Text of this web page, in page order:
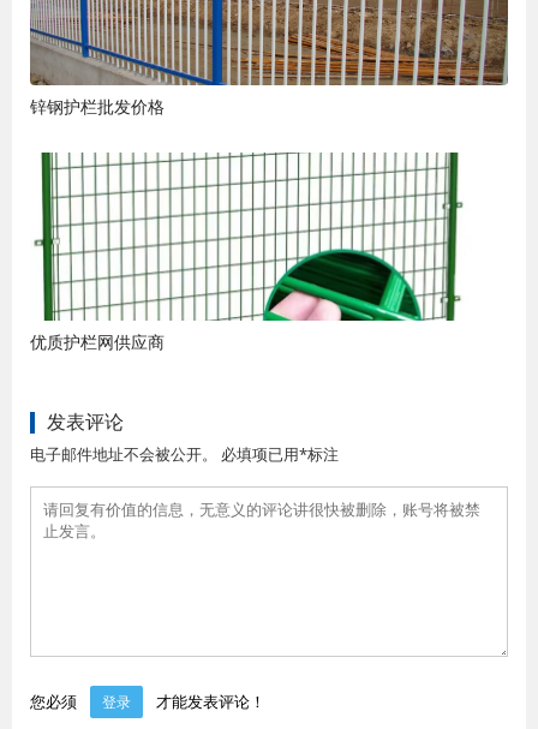
锌钢护栏批发价格
优质护栏网供应商
发表评论
电子邮件地址不会被公开。 必填项已用*标注
您必须 登录 才能发表评论！